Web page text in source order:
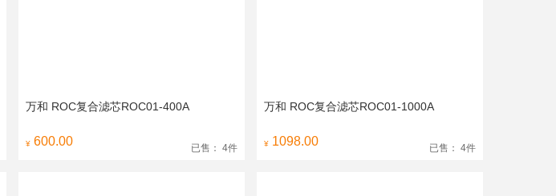
万和 ROC复合滤芯ROC01-400A
¥ 600.00 已售： 4件
万和 ROC复合滤芯ROC01-1000A
¥ 1098.00 已售： 4件